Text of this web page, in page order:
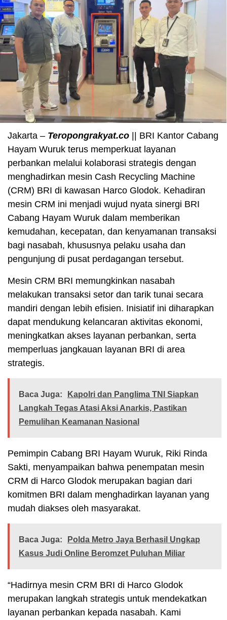
Jakarta – Teropongrakyat.co || BRI Kantor Cabang
Hayam Wuruk terus memperkuat layanan
perbankan melalui kolaborasi strategis dengan
menghadirkan mesin Cash Recycling Machine
(CRM) BRI di kawasan Harco Glodok. Kehadiran
mesin CRM ini menjadi wujud nyata sinergi BRI
Cabang Hayam Wuruk dalam memberikan
kemudahan, kecepatan, dan kenyamanan transaksi
bagi nasabah, khususnya pelaku usaha dan
pengunjung di pusat perdagangan tersebut.
Mesin CRM BRI memungkinkan nasabah
melakukan transaksi setor dan tarik tunai secara
mandiri dengan lebih efisien. Inisiatif ini diharapkan
dapat mendukung kelancaran aktivitas ekonomi,
meningkatkan akses layanan perbankan, serta
memperluas jangkauan layanan BRI di area
strategis.
Baca Juga:
Kapolri dan Panglima TNI Siapkan
Langkah Tegas Atasi Aksi Anarkis, Pastikan
Pemulihan Keamanan Nasional
Pemimpin Cabang BRI Hayam Wuruk, Riki Rinda
Sakti, menyampaikan bahwa penempatan mesin
CRM di Harco Glodok merupakan bagian dari
komitmen BRI dalam menghadirkan layanan yang
mudah diakses oleh masyarakat.
Baca Juga:
Polda Metro Jaya Berhasil Ungkap
Kasus Judi Online Beromzet Puluhan Miliar
“Hadirnya mesin CRM BRI di Harco Glodok
merupakan langkah strategis untuk mendekatkan
layanan perbankan kepada nasabah. Kami